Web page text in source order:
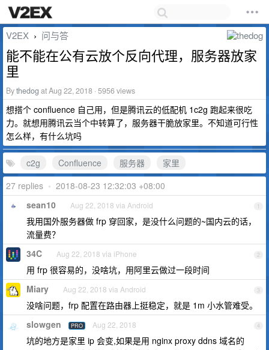
V2EX › 问与答
能不能在公有云放个反向代理，服务器放家
里
Bythedog at Aug 22, 2018 · 5956 views
想搭个 confluence 自己用，但是腾讯云的低配机 1c2g 跑起来很吃
力。就想用腾讯云当个中转算了，服务器干脆放家里。不知道可行性
怎么样，有什么坑吗
c2g Confluence 服务器
家里
27 replies • 2018-08-23 12:32:03 +08:00
1
sean10 Aug 22, 2018 via Android
我用国外服务器做 frp 穿回家，是没什么问题的~国内云的话，
流量费？
2
34C Aug 22, 2018 via iPhone
用 frp 很容易的，没啥坑，用阿里云做过一段时间
3
Miary Aug 22, 2018 via Android
没啥问题，frp 配置在路由器上挺稳定，就是 1m 小水管难受。
4
slowgen PRO Aug 22, 2018
坑的地方是家里 ip 会变,如果是用 nginx proxy ddns 域名的